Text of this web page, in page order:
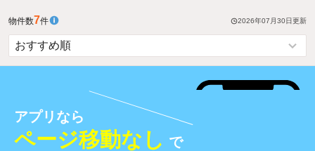
物件数7件 2026年07月30日 更新
アプリなら
ページ移動なし で